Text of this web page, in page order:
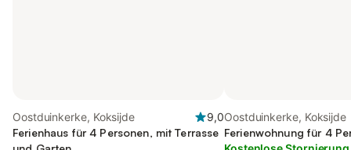
Oostduinkerke, Koksijde
9,0
Ferienhaus für 4 Personen, mit Terrasse
Oostduinkerke, Koksijde
Ferienwohnung für 4